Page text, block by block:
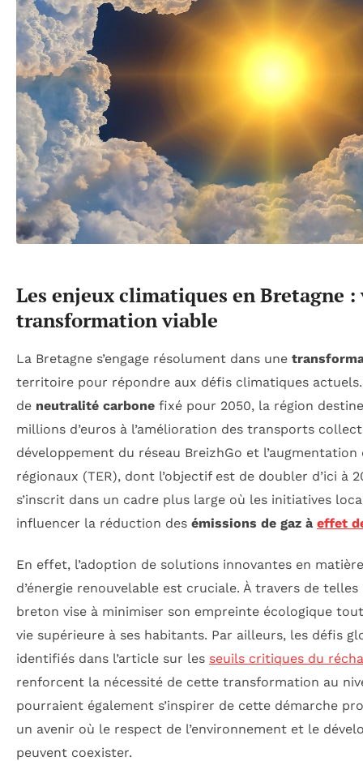
Les enjeux climatiques en Bretagne :
transformation viable
La Bretagne s’engage résolument dans une
territoire pour répondre aux défis climatiques
de neutralité carbone fixé pour 2050, la région
millions d’euros à l’amélioration des transports
développement du réseau BreizhGo et
régionaux (TER), dont l’objectif est de doubler d’ici à
s’inscrit dans un cadre plus large où les initiatives
influencer la réduction des émissions de gaz à effet
En effet, l’adoption de solutions innovantes en
d’énergie renouvelable est cruciale. À travers de
breton vise à minimiser son empreinte écologique
vie supérieure à ses habitants. Par ailleurs, les défis
identifiés dans l’article sur les seuils critiques du
renforcent la nécessité de cette transformation au
pourraient également s’inspirer de cette démarche
un avenir où le respect de l’environnement et le
peuvent coexister.